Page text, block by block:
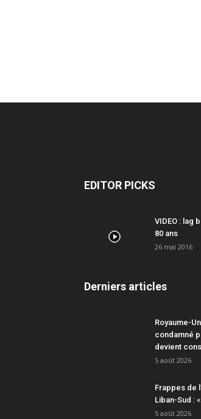
EDITOR PICKS
VIDEO : lag
80 ans
26 mai 2016
Derniers articles
Royaume-
condamné
devient
5 août 2026
Frappes de
Liban-Sud :
5 août 2026